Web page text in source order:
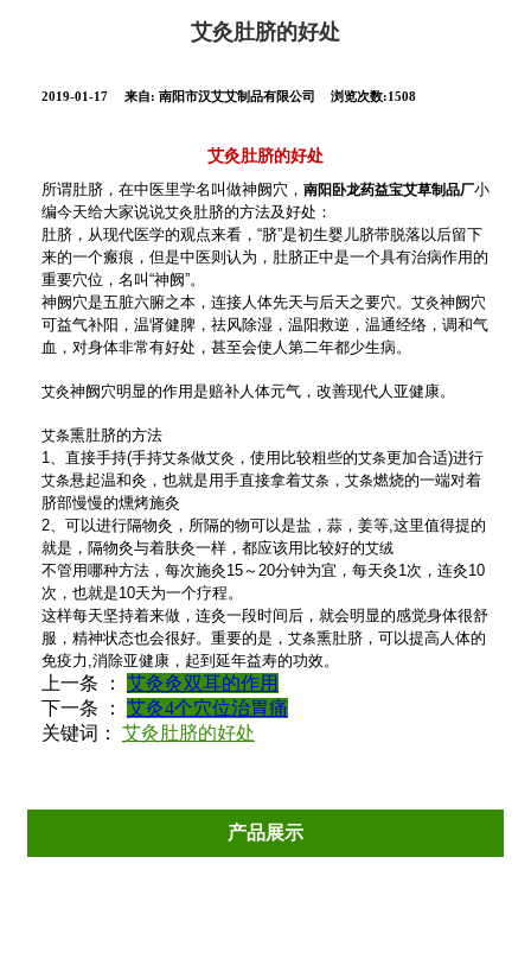
艾灸肚脐的好处
2019-01-17 来自: 南阳市汉艾艾制品有限公司 浏览次数:1508
艾灸肚脐的好处
所谓肚脐，在中医里学名叫做神阙穴， 南阳卧龙药益宝艾草制品厂小
编今天给大家说说艾灸 肚脐的方法及好处：
肚脐，从现代医学的观点来看，“脐”是初生婴儿脐带脱落以后留下
来的一个瘢痕，但是中医则认为，肚脐正中是一个具有治病作用的
重要穴位，名叫“神阙”。
神阙穴是五脏六腑之本，连接人体先天与后天之要穴。 艾灸神阙穴
可益气补阳，温肾健脾，祛风除湿，温阳救逆，温通经络，调和气
血，对身体非常有好处，甚至会使人第二年都少生病。
艾灸神阙穴明显的作用是赔补人体元气，改善现代人亚健康。
艾条熏肚脐的方法
1、直接手持(手持艾条做艾灸 ，使用比较粗些的艾条更加合适)进行
艾条悬起温和灸，也就是用手直接拿着艾条 ， 艾条燃烧的一端对着
脐部慢慢的燻烤施灸
2、可以进行隔物灸，所隔的物可以是盐，蒜，姜等,这里值得提的
就是，隔物灸与着肤灸一样，都应该用比较好的艾绒
不管用哪种方法，每次施灸15～20分钟为宜，每天灸1次，连灸10
次，也就是10天为一个疗程。
这样每天坚持着来做，连灸一段时间后，就会明显的感觉身体很舒
服，精神状态也会很好。重要的是， 艾条熏肚脐，可以提高人体的
免疫力,消除亚健康，起到延年益寿的功效。
上一条 ：
艾灸灸双耳的作用
下一条 ：
艾灸4个穴位治胃痛
关键词： 艾灸肚脐的好处
产品展示